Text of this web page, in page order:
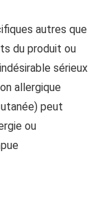
autres que
du produit ou
sérieux
allergique
peut
ou